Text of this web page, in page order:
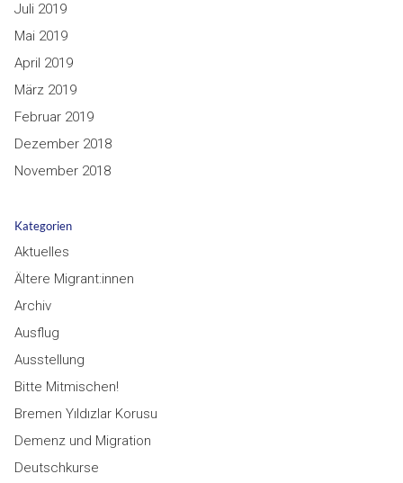
Juli 2019
Mai 2019
April 2019
März 2019
Februar 2019
Dezember 2018
November 2018
Kategorien
Aktuelles
Ältere Migrant:innen
Archiv
Ausflug
Ausstellung
Bitte Mitmischen!
Bremen Yıldızlar Korusu
Demenz und Migration
Deutschkurse